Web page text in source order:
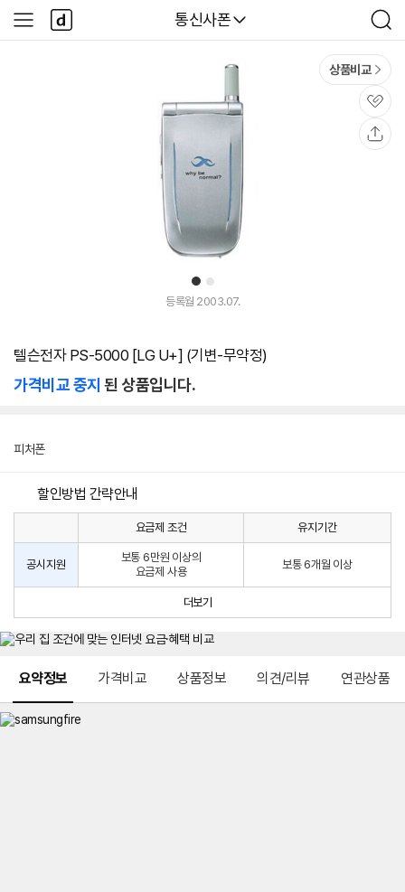
다나와
통신사폰
검
색
사
이
다
나
와
1 2
상품비교
관
심
등록월 2003.07.
텔슨전자 PS-5000 [LG U+] (기변-무약정)
가격비교 중지 된 상품입니다.
피처폰
할인방법 간략안내
원
선
택
약
정
사
인
법
요금제 조건 유지기간
공시지원
보통 6만원 이상의
요금제 사용
보통 6개월 이상
더보기
요약정보 가격비교 상품정보 의견/리뷰 연관상품